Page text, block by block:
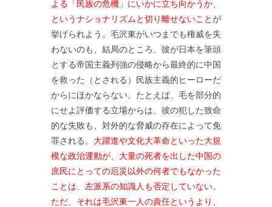
よる「民族の危機」にいかに立ち向かうか、
というナショナリズムと切り離せないことが
挙げられよう。毛沢東がいつまでも権威を失
わないのも、結局のところ、彼が日本を筆頭
とする帝国主義列強の侵略から最終的に中国
を救った（とされる）民族主義的ヒーローだ
からにほかならない。たとえば、毛を部分的
にせよ評価する立場からは、彼の犯した致命
的な失敗も、対外的な脅威の存在によって免
罪される。 大躍進や文化大革命といった大規
模な政治運動が、大量の死者を出した中国の
庶民にとっての厄災以外の何者でもなかった
ことは、左派系の知識人も否定していない。
ただ、それは毛沢東一人の責任というより、